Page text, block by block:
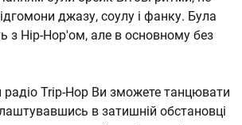
джазу, соулу і фанку. Була
з Hip-Hop'ом, але в основному без
Trip-Hop Ви зможете танцювати
в затишній обстановці